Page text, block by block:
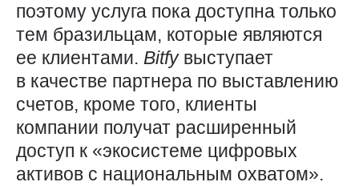
поэтому услуга пока доступна только
тем бразильцам, которые являются
ее клиентами. Bitfy выступает
в качестве партнера по выставлению
счетов, кроме того, клиенты
компании получат расширенный
доступ к «экосистеме цифровых
активов с национальным охватом».